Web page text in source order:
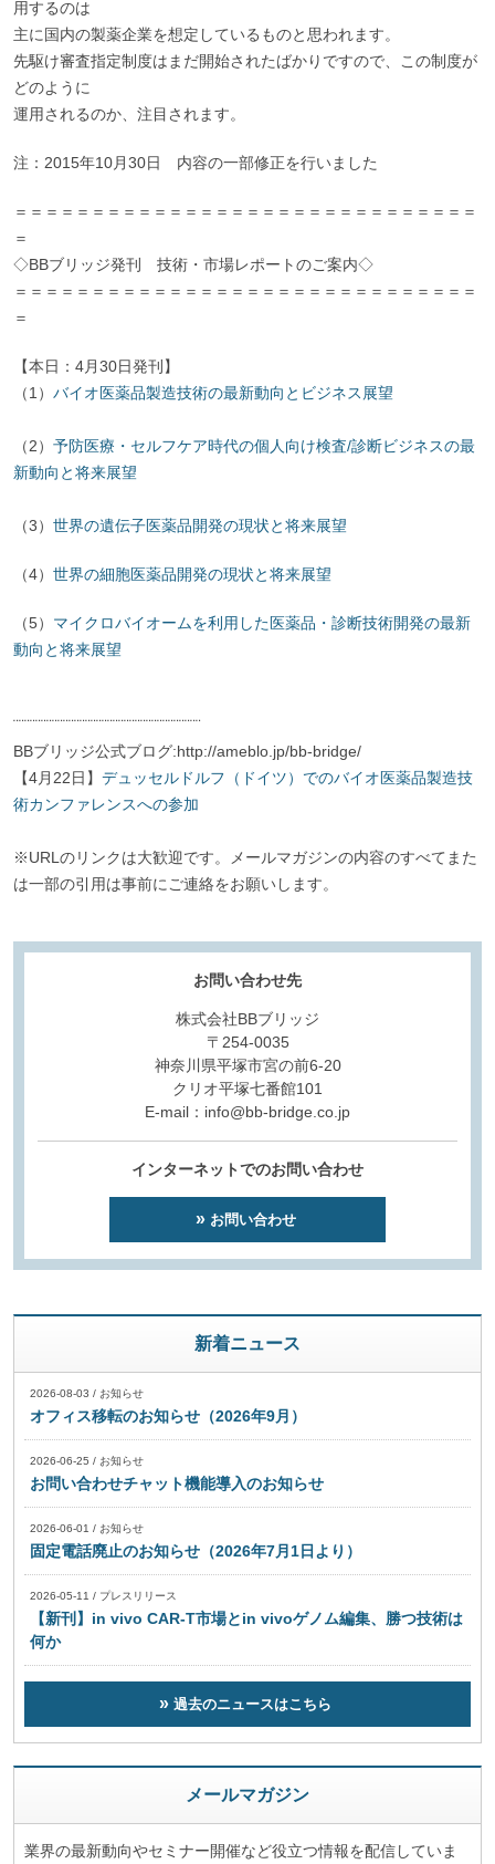
用するのは
主に国内の製薬企業を想定しているものと思われます。
先駆け審査指定制度はまだ開始されたばかりですので、この制度が
どのように
運用されるのか、注目されます。
注：2015年10月30日 内容の一部修正を行いました
＝＝＝＝＝＝＝＝＝＝＝＝＝＝＝＝＝＝＝＝＝＝＝＝＝＝＝＝＝＝
＝
◇BBブリッジ発刊 技術・市場レポートのご案内◇
＝＝＝＝＝＝＝＝＝＝＝＝＝＝＝＝＝＝＝＝＝＝＝＝＝＝＝＝＝＝
＝
【本日：4月30日発刊】
（1） バイオ医薬品製造技術の最新動向とビジネス展望
（2） 予防医療・セルフケア時代の個人向け検査/診断ビジネスの最
新動向と将来展望
（3） 世界の遺伝子医薬品開発の現状と将来展望
（4） 世界の細胞医薬品開発の現状と将来展望
（5） マイクロバイオームを利用した医薬品・診断技術開発の最新
動向と将来展望
¨¨¨¨¨¨¨¨¨¨¨¨¨¨¨¨¨¨¨¨¨¨¨¨¨¨¨¨¨¨¨¨¨¨
BBブリッジ公式ブログ:http://ameblo.jp/bb-bridge/
【4月22日】 デュッセルドルフ（ドイツ）でのバイオ医薬品製造技
術カンファレンスへの参加
※URLのリンクは大歓迎です。メールマガジンの内容のすべてまた
は一部の引用は事前にご連絡をお願いします。
お問い合わせ先
株式会社BBブリッジ
〒254-0035
神奈川県平塚市宮の前6-20
クリオ平塚七番館101
E-mail：info@bb-bridge.co.jp
インターネットでのお問い合わせ
お問い合わせ
新着ニュース
2026-08-03 / お知らせ
オフィス移転のお知らせ（2026年9月）
2026-06-25 / お知らせ
お問い合わせチャット機能導入のお知らせ
2026-06-01 / お知らせ
固定電話廃止のお知らせ（2026年7月1日より）
2026-05-11 / プレスリリース
【新刊】in vivo CAR-T市場とin vivoゲノム編集、勝つ技術は
何か
過去のニュースはこちら
メールマガジン
業界の最新動向やセミナー開催など役立つ情報を配信していま